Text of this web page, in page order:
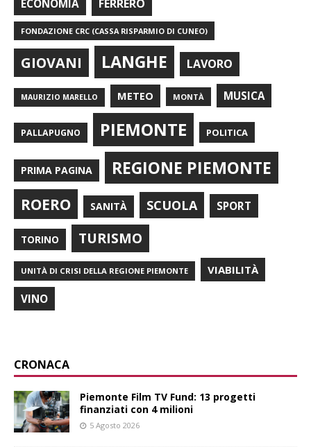
ECONOMIA FERRERO
FONDAZIONE CRC (CASSA RISPARMIO DI CUNEO)
GIOVANI LANGHE LAVORO
MAURIZIO MARELLO METEO MONTÀ MUSICA
PALLAPUGNO PIEMONTE POLITICA
PRIMA PAGINA REGIONE PIEMONTE
ROERO SANITÀ SCUOLA SPORT
TORINO TURISMO
UNITÀ DI CRISI DELLA REGIONE PIEMONTE VIABILITÀ
VINO
CRONACA
Piemonte Film TV Fund: 13 progetti
finanziati con 4 milioni
5 Agosto 2026